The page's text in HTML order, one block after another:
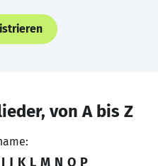
von A bis Z
I J K L M N O P